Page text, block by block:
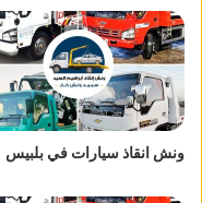
ونش انقاذ سيارات في بلبيس